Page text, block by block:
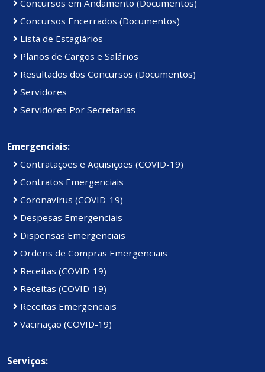
Concursos em Andamento (Documentos)
Concursos Encerrados (Documentos)
Lista de Estagiários
Planos de Cargos e Salários
Resultados dos Concursos (Documentos)
Servidores
Servidores Por Secretarias
Emergenciais:
Contratações e Aquisições (COVID-19)
Contratos Emergenciais
Coronavírus (COVID-19)
Despesas Emergenciais
Dispensas Emergenciais
Ordens de Compras Emergenciais
Receitas (COVID-19)
Receitas (COVID-19)
Receitas Emergenciais
Vacinação (COVID-19)
Serviços: